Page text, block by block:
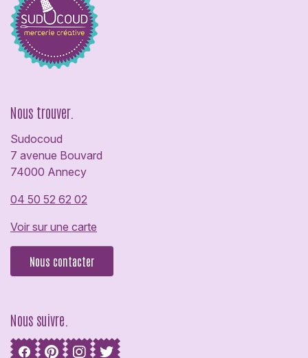
Nous trouver.
Sudocoud
7 avenue Bouvard
74000 Annecy
04 50 52 62 02
Voir sur une carte
Nous contacter
Nous suivre.